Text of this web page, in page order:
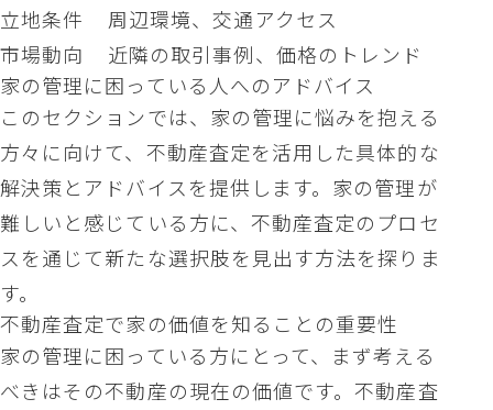
立地条件
周辺環境、交通アクセス
市場動向
近隣の取引事例、価格のトレンド
家の管理に困っている人へのアドバイス
このセクションでは、家の管理に悩みを抱える
方々に向けて、不動産査定を活用した具体的な
解決策とアドバイスを提供します。家の管理が
難しいと感じている方に、不動産査定のプロセ
スを通じて新たな選択肢を見出す方法を探りま
す。
不動産査定で家の価値を知ることの重要性
家の管理に困っている方にとって、まず考える
べきはその不動産の現在の価値です。不動産査